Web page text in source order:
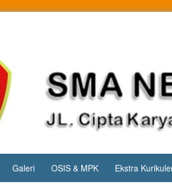
Galeri OSIS & MPK Ekstra